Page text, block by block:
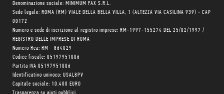
Denominazione sociale: MINIMUM FAX S.R.L.
Sede legale: ROMA (RM) VIALE DELLA BELLA VILLA, 1 (ALTEZZA VIA CASILINA 939) - CAP
00172
Numero e sede di iscrizione al registro imprese: RM-1997-155274 DEL 25/02/1997 /
REGISTRO DELLE IMPRESE DI ROMA
Numero Rea: RM - 864029
Codice fiscale: 05197951006
Partita IVA 05197951006
Identificativo univoco: USAL8PV
Capitale sociale: 10.400 EURO